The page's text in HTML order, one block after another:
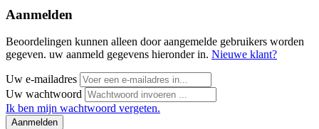
Aanmelden
Beoordelingen kunnen alleen door aangemelde gebruikers worden
gegeven. uw aanmeld gegevens hieronder in. Nieuwe klant?
Uw e-mailadres
Uw wachtwoord
Ik ben mijn wachtwoord vergeten.
Aanmelden